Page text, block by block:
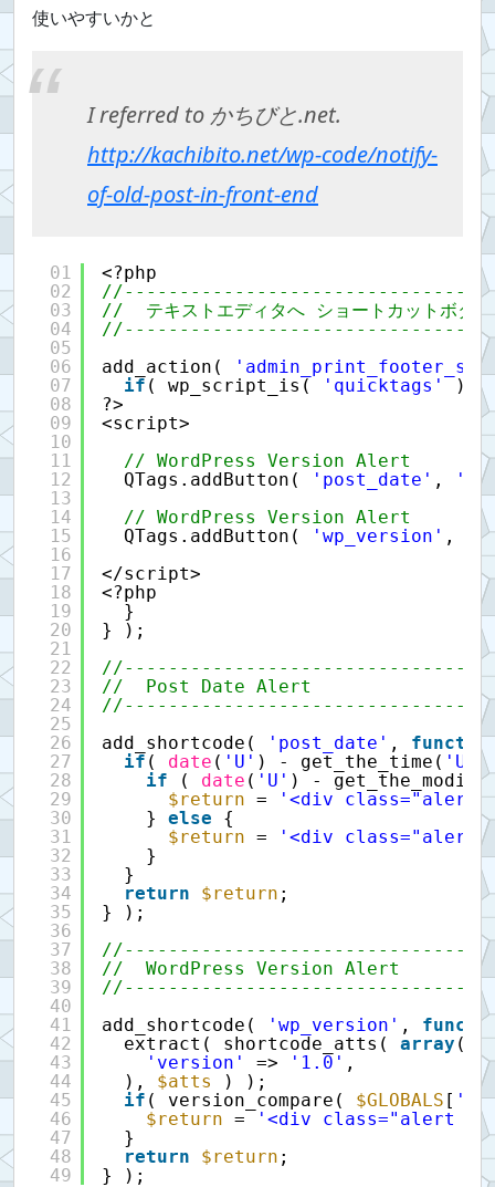
使いやすいかと
I referred to かちびと.net.
http://kachibito.net/wp-code/notify-
of-old-post-in-front-end
01
02
03
04
05
06
07
08
09
10
11
12
13
14
15
16
17
18
19
20
21
22
23
24
25
26
27
28
29
30
31
32
33
34
35
36
37
38
39
40
41
42
43
44
45
46
47
48
49
<?php
//  テキストエディタへ ショートカットボタン
add_action(
if ( wp_script_is( 'quicktags'
) )
?>
<script>
// WordPress Version Alert
QTags.addButton(
'post_date' ,
// WordPress Version Alert
QTags.addButton(
'wp_version' ,
</script>
<?php
}
} );
//  Post Date Alert
add_shortcode(
'post_date' ,
if ( date ( 'U' ) - get_the_time( 'U'
)
if
( date ( 'U' ) -
$return =
'<div class="alert
} else
{
$return =
'<div class="alert
}
}
return
$return ;
} );
//  WordPress Version Alert
add_shortcode(
'wp_version' ,
extract( shortcode_atts( array (
'version'
=> '1.0' ,
), $atts
) );
if ( version_compare( $GLOBALS [
$return =
'<div class="alert
}
return
$return ;
} );